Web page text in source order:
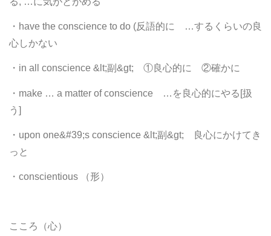
・have the conscience to do (反語的に …するくらいの良
心しかない
・in all conscience &lt;副&gt; ①良心的に ②確かに
・make … a matter of conscience …を良心的にやる[扱
う]
・upon one&#39;s conscience &lt;副&gt; 良心にかけてき
っと
・conscientious （形）
こころ（心）